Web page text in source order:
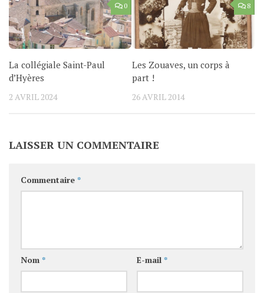
0
La collégiale Saint-Paul
d’Hyères
2 AVRIL 2024
8
Les Zouaves, un corps à
part !
26 AVRIL 2014
LAISSER UN COMMENTAIRE
Commentaire *
Nom * E-mail *